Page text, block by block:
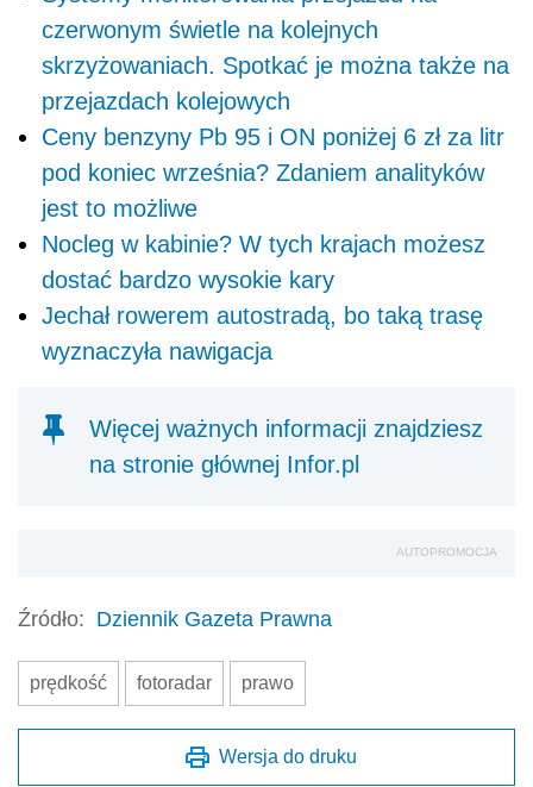
czerwonym świetle na kolejnych
skrzyżowaniach. Spotkać je można także na
przejazdach kolejowych
Ceny benzyny Pb 95 i ON poniżej 6 zł za litr
pod koniec września? Zdaniem analityków
jest to możliwe
Nocleg w kabinie? W tych krajach możesz
dostać bardzo wysokie kary
Jechał rowerem autostradą, bo taką trasę
wyznaczyła nawigacja
Więcej ważnych informacji znajdziesz
na stronie głównej Infor.pl
AUTOPROMOCJA
Źródło: Dziennik Gazeta Prawna
prędkość fotoradar prawo
Wersja do druku